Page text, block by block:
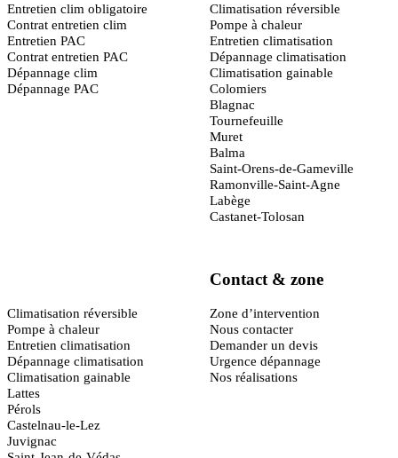
Entretien clim obligatoire
Contrat entretien clim
Entretien PAC
Contrat entretien PAC
Dépannage clim
Dépannage PAC
Climatisation réversible
Pompe à chaleur
Entretien climatisation
Dépannage climatisation
Climatisation gainable
Colomiers
Blagnac
Tournefeuille
Muret
Balma
Saint-Orens-de-Gameville
Ramonville-Saint-Agne
Labège
Castanet-Tolosan
Climatisation réversible
Pompe à chaleur
Entretien climatisation
Dépannage climatisation
Climatisation gainable
Lattes
Pérols
Castelnau-le-Lez
Juvignac
Contact & zone
Zone d’intervention
Nous contacter
Demander un devis
Urgence dépannage
Nos réalisations